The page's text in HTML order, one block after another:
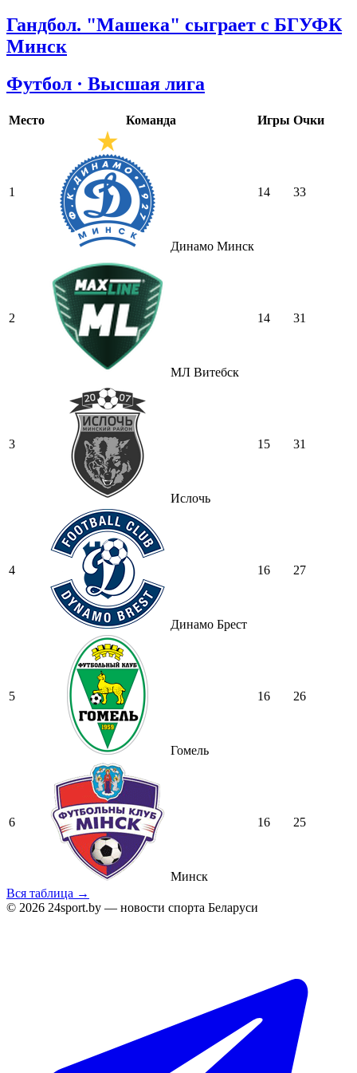
Гандбол. "Машека" сыграет с БГУФК
Минск
Футбол · Высшая лига
Место Команда Игры Очки
1
Динамо Минск
14 33
2
МЛ Витебск
14 31
3
Ислочь
15 31
4
Динамо Брест
16 27
5
Гомель
16 26
6
Минск
16 25
Вся таблица →
© 2026 24sport.by — новости спорта Беларуси